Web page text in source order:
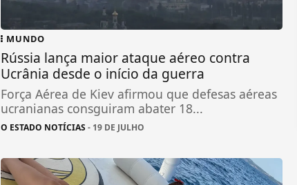
MUNDO
Rússia lança maior ataque aéreo contra
Ucrânia desde o início da guerra
Força Aérea de Kiev afirmou que defesas aéreas
ucranianas consguiram abater 18...
O ESTADO NOTÍCIAS - 19 DE JULHO